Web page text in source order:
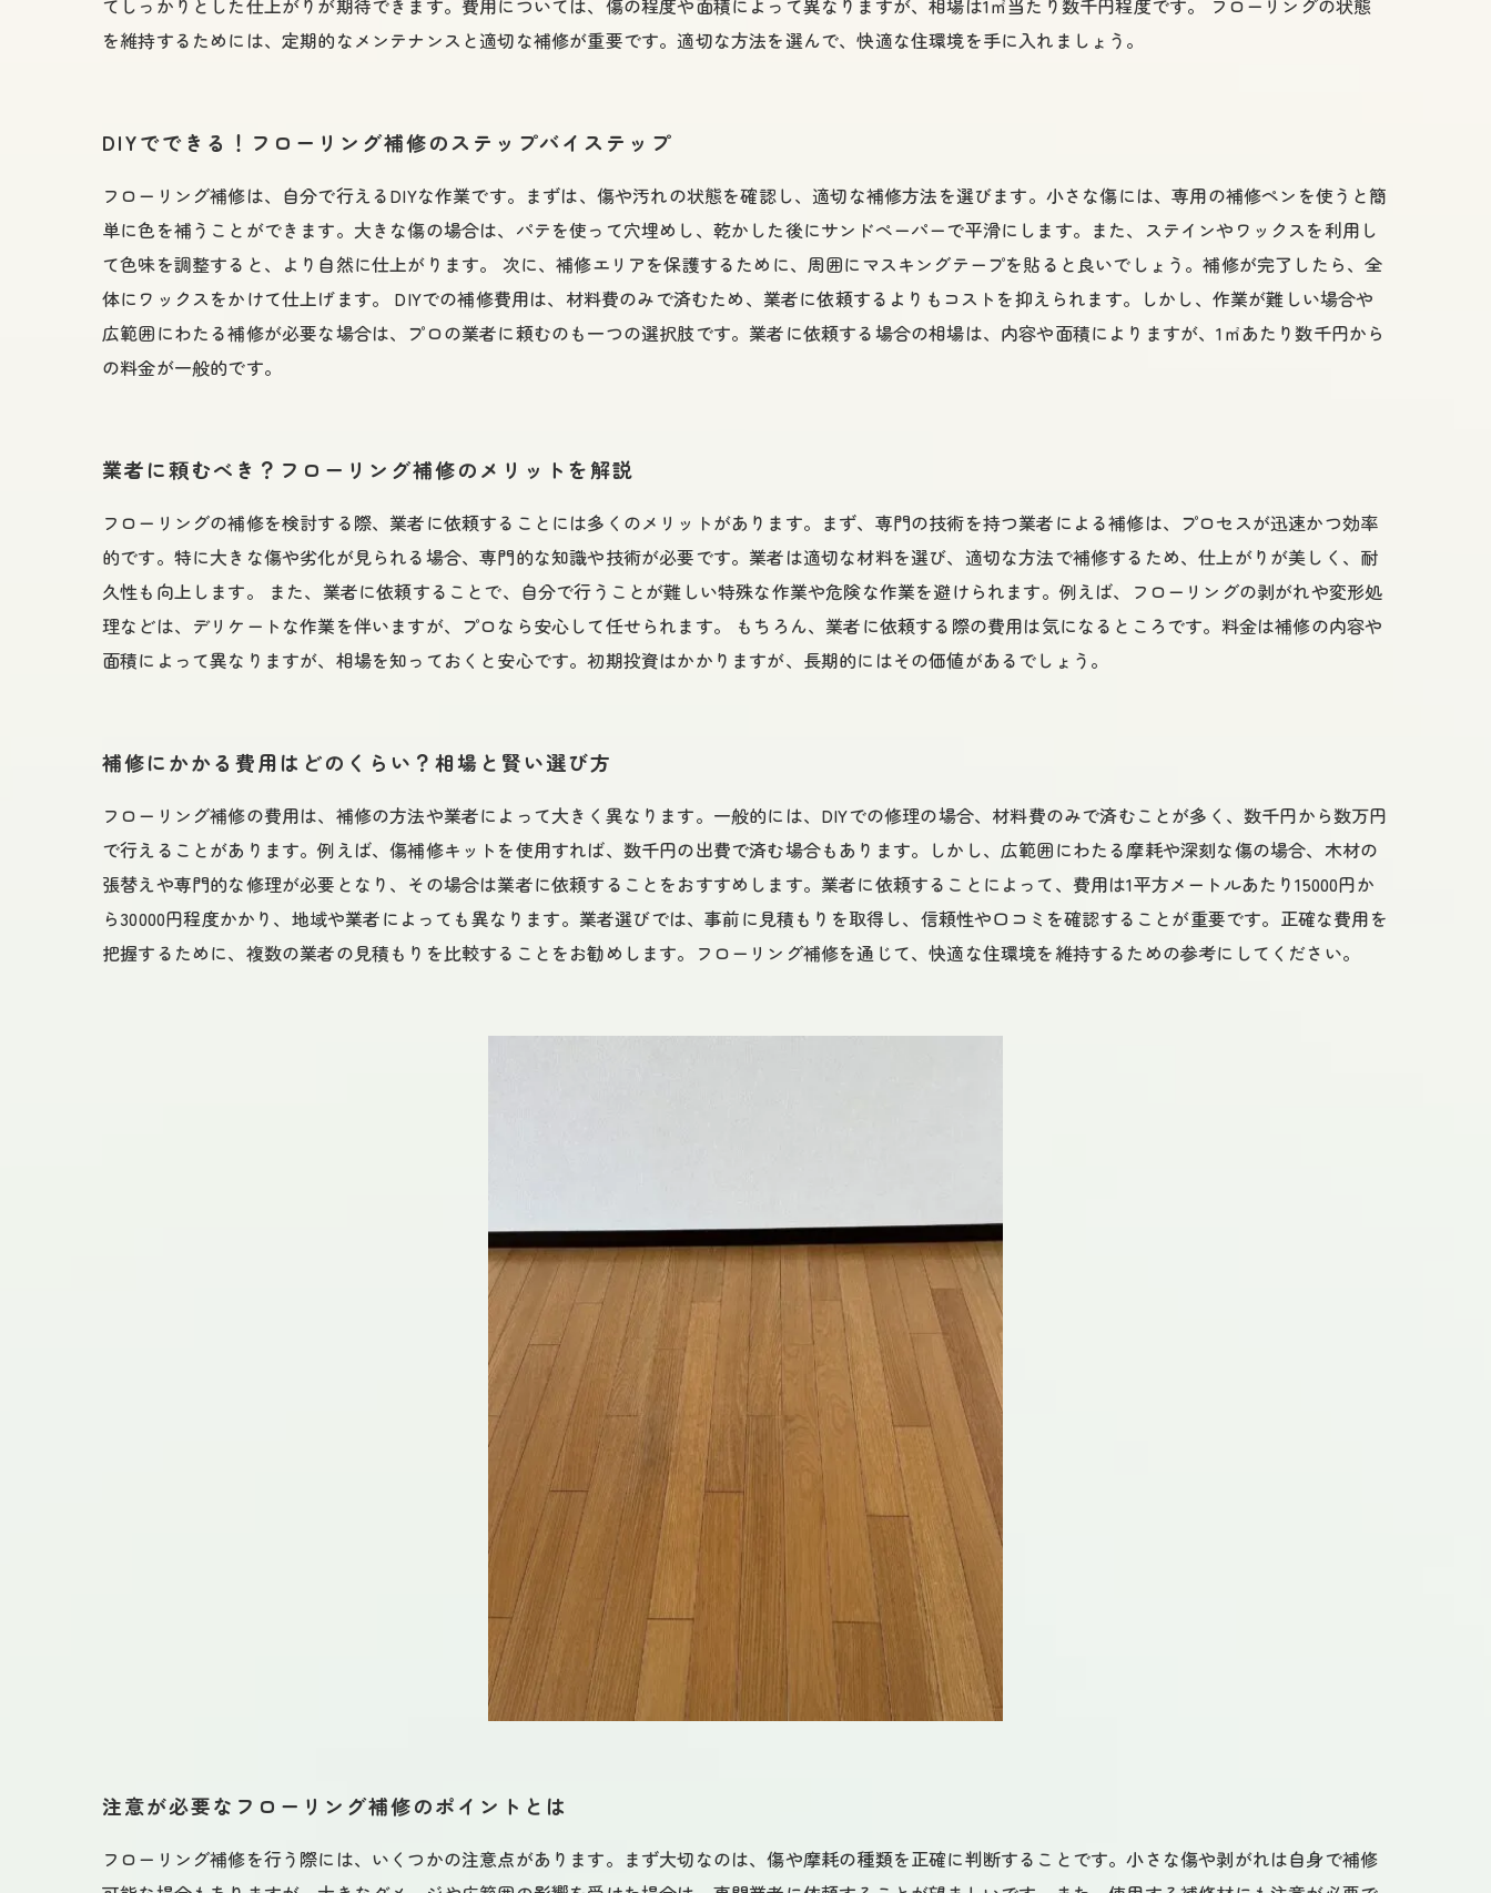
を維持するためには、定期的なメンテナンスと適切な補修が重要です。適切な方法を選んで、快適な住環境を手に入れましょう。
DIYでできる！フローリング補修のステップバイステップ
フローリング補修は、自分で行えるDIYな作業です。まずは、傷や汚れの状態を確認し、適切な補修方法を選びます。小さな傷には、専用の補修ペンを使うと簡
単に色を補うことができます。大きな傷の場合は、パテを使って穴埋めし、乾かした後にサンドペーパーで平滑にします。また、ステインやワックスを利用し
て色味を調整すると、より自然に仕上がります。 次に、補修エリアを保護するために、周囲にマスキングテープを貼ると良いでしょう。補修が完了したら、全
体にワックスをかけて仕上げます。 DIYでの補修費用は、材料費のみで済むため、業者に依頼するよりもコストを抑えられます。しかし、作業が難しい場合や
広範囲にわたる補修が必要な場合は、プロの業者に頼むのも一つの選択肢です。業者に依頼する場合の相場は、内容や面積によりますが、1㎡あたり数千円から
の料金が一般的です。
業者に頼むべき？フローリング補修のメリットを解説
フローリングの補修を検討する際、業者に依頼することには多くのメリットがあります。まず、専門の技術を持つ業者による補修は、プロセスが迅速かつ効率
的です。特に大きな傷や劣化が見られる場合、専門的な知識や技術が必要です。業者は適切な材料を選び、適切な方法で補修するため、仕上がりが美しく、耐
久性も向上します。 また、業者に依頼することで、自分で行うことが難しい特殊な作業や危険な作業を避けられます。例えば、フローリングの剥がれや変形処
理などは、デリケートな作業を伴いますが、プロなら安心して任せられます。 もちろん、業者に依頼する際の費用は気になるところです。料金は補修の内容や
面積によって異なりますが、相場を知っておくと安心です。初期投資はかかりますが、長期的にはその価値があるでしょう。
補修にかかる費用はどのくらい？相場と賢い選び方
フローリング補修の費用は、補修の方法や業者によって大きく異なります。一般的には、DIYでの修理の場合、材料費のみで済むことが多く、数千円から数万円
で行えることがあります。例えば、傷補修キットを使用すれば、数千円の出費で済む場合もあります。しかし、広範囲にわたる摩耗や深刻な傷の場合、木材の
張替えや専門的な修理が必要となり、その場合は業者に依頼することをおすすめします。業者に依頼することによって、費用は1平方メートルあたり15000円か
ら30000円程度かかり、地域や業者によっても異なります。業者選びでは、事前に見積もりを取得し、信頼性や口コミを確認することが重要です。正確な費用を
把握するために、複数の業者の見積もりを比較することをお勧めします。フローリング補修を通じて、快適な住環境を維持するための参考にしてください。
注意が必要なフローリング補修のポイントとは
フローリング補修を行う際には、いくつかの注意点があります。まず大切なのは、傷や摩耗の種類を正確に判断することです。小さな傷や剥がれは自身で補修